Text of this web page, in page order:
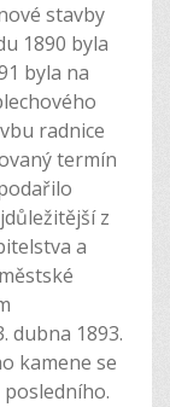
stavby
1890 byla
byla na
radnice
termín
z
a
dubna 1893.
kamene se